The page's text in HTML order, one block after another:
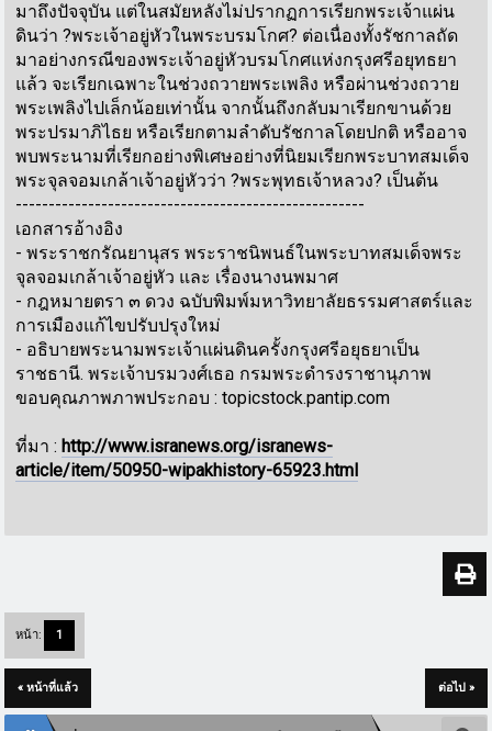
มาถึงปัจจุบัน แต่ในสมัยหลังไม่ปรากฏการเรียกพระเจ้าแผ่น
ดินว่า ?พระเจ้าอยู่หัวในพระบรมโกศ? ต่อเนื่องทั้งรัชกาลถัด
มาอย่างกรณีของพระเจ้าอยู่หัวบรมโกศแห่งกรุงศรีอยุทธยา
แล้ว จะเรียกเฉพาะในช่วงถวายพระเพลิง หรือผ่านช่วงถวาย
พระเพลิงไปเล็กน้อยเท่านั้น จากนั้นถึงกลับมาเรียกขานด้วย
พระปรมาภิไธย หรือเรียกตามลำดับรัชกาลโดยปกติ หรืออาจ
พบพระนามที่เรียกอย่างพิเศษอย่างที่นิยมเรียกพระบาทสมเด็จ
พระจุลจอมเกล้าเจ้าอยู่หัวว่า ?พระพุทธเจ้าหลวง? เป็นต้น
-----------------------------------------------------
เอกสารอ้างอิง
- พระราชกรัณยานุสร พระราชนิพนธ์ในพระบาทสมเด็จพระ
จุลจอมเกล้าเจ้าอยู่หัว และ เรื่องนางนพมาศ
- กฎหมายตรา ๓ ดวง ฉบับพิมพ์มหาวิทยาลัยธรรมศาสตร์และ
การเมืองแก้ไขปรับปรุงใหม่
- อธิบายพระนามพระเจ้าแผ่นดินครั้งกรุงศรีอยุธยาเป็น
ราชธานี. พระเจ้าบรมวงศ์เธอ กรมพระดำรงราชานุภาพ
ขอบคุณภาพภาพประกอบ : topicstock.pantip.com
ที่มา : http://www.isranews.org/isranews-
article/item/50950-wipakhistory-65923.html
หน้า: 1
« หน้าที่แล้ว ต่อไป »